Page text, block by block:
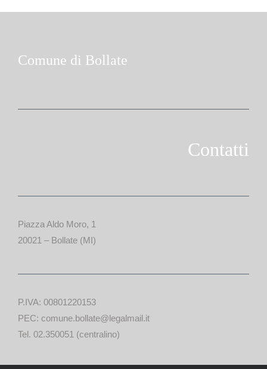
Comune di Bollate
Contatti
Piazza Aldo Moro, 1
20021 – Bollate (MI)
P.IVA: 00801220153
PEC: comune.bollate@legalmail.it
Tel. 02.350051 (centralino)